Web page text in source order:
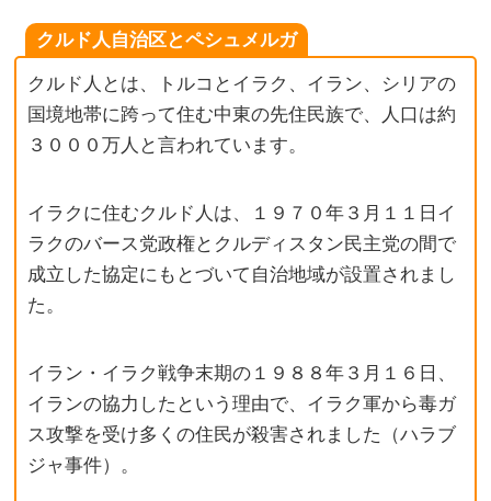
クルド人自治区とペシュメルガ
クルド人とは、トルコとイラク、イラン、シリアの
国境地帯に跨って住む中東の先住民族で、人口は約
３０００万人と言われています。
イラクに住むクルド人は、１９７０年３月１１日イ
ラクのバース党政権とクルディスタン民主党の間で
成立した協定にもとづいて自治地域が設置されまし
た。
イラン・イラク戦争末期の１９８８年３月１６日、
イランの協力したという理由で、イラク軍から毒ガ
ス攻撃を受け多くの住民が殺害されました（ハラブ
ジャ事件）。